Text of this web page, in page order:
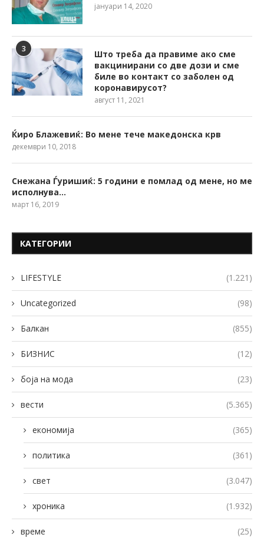
јануари 14, 2020
3
Што треба да правиме ако сме
вакцинирани со две дози и сме
биле во контакт со заболен од
коронавирусот?
август 11, 2021
Ќиро Блажевиќ: Во мене тече македонска крв
декември 10, 2018
Снежана Ѓуришиќ: 5 години е помлад од мене, но ме
исполнува…
март 16, 2019
КАТЕГОРИИ
LIFESTYLE (1.221)
Uncategorized (98)
Балкан (855)
БИЗНИС (12)
боја на мода (23)
вести (5.365)
економија (365)
политика (361)
свет (3.047)
хроника (1.932)
време (25)